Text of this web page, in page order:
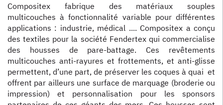
Compositex fabrique des matériaux souples
multicouches à fonctionnalité variable pour différentes
applications : industrie, médical .... Compositex a conçu
des textiles pour la société Fendertex qui commercialise
des housses de pare-battage. Ces revêtements
multicouches anti-rayures et frottements, et anti-glisse
permettent, d’une part, de préserver les coques à quai et
offrent par ailleurs une surface de marquage (broderie ou
impression) et personnalisation pour les sponsors